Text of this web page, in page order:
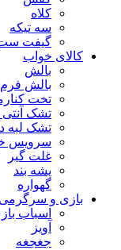
کلاه
سه تیکه
گیفت
کالای خواب
بالش
بالش
تخت
تشک
تشک لبه
سرویس
غلت گیر
پشه بند
گهواره
بازی و سرگرمی
اسباب
آویز
جغجغه